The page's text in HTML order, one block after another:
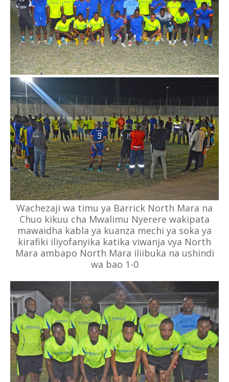
Wachezaji wa timu ya Barrick North Mara na
Chuo kikuu cha Mwalimu Nyerere wakipata
mawaidha kabla ya kuanza mechi ya soka ya
kirafiki iliyofanyika katika viwanja vya North
Mara ambapo North Mara iliibuka na ushindi
wa bao 1-0